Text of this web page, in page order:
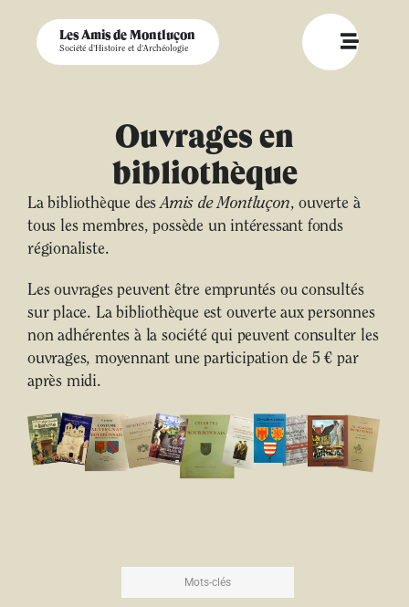
Les Amis de Montluçon
Société d'Histoire et d'Archéologie
Ouvrages en
bibliothèque
La bibliothèque desAmis de Montluçon, ouverte à
tous les membres, possède un intéressant fonds
régionaliste.
Les ouvrages peuvent être empruntés ou consultés
sur place. La bibliothèque est ouverte aux personnes
non adhérentes à la société qui peuvent consulter les
ouvrages, moyennant une participation de 5 € par
après midi.